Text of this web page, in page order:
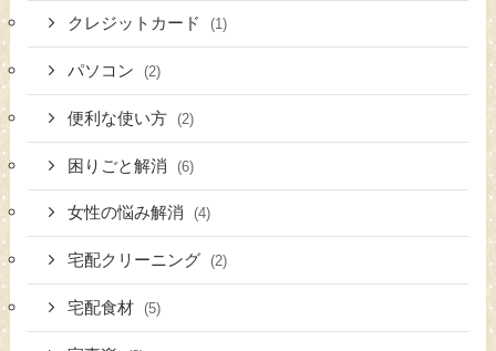
クレジットカード (1)
パソコン (2)
便利な使い方 (2)
困りごと解消 (6)
女性の悩み解消 (4)
宅配クリーニング (2)
宅配食材 (5)